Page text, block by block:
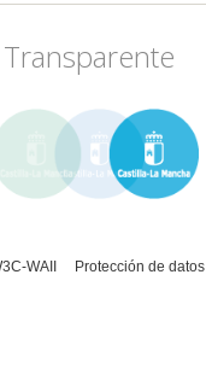
WAII Protección de datos